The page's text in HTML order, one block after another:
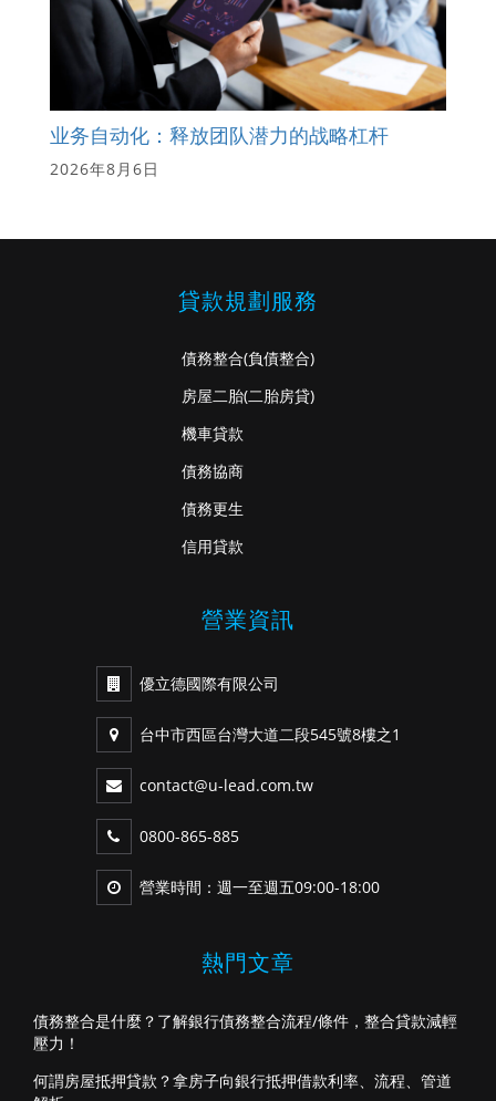
业务自动化：释放团队潜力的战略杠杆
2026年8月6日
貸款規劃服務
債務整合(負債整合)
房屋二胎(二胎房貸)
機車貸款
債務協商
債務更生
信用貸款
營業資訊
優立德國際有限公司
台中市西區台灣大道二段545號8樓之1
contact@u-lead.com.tw
0800-865-885
營業時間：週一至週五09:00-18:00
熱門文章
債務整合是什麼？了解銀行債務整合流程/條件，整合貸款減輕
壓力！
何謂房屋抵押貸款？拿房子向銀行抵押借款利率、流程、管道